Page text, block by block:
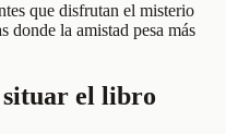
que disfrutan el misterio
donde la amistad pesa más
situar el libro